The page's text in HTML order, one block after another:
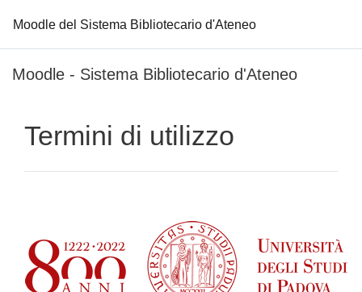
Moodle del Sistema Bibliotecario d'Ateneo
Moodle - Sistema Bibliotecario d'Ateneo
Termini di utilizzo